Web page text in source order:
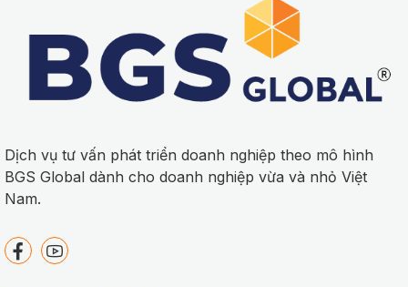
Dịch vụ tư vấn phát triển doanh nghiệp theo mô hình
BGS Global dành cho doanh nghiệp vừa và nhỏ Việt
Nam.